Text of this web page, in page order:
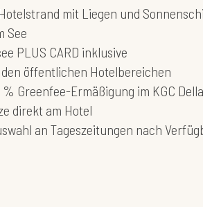
mit Liegen und
See
PLUS CARD inklusive
den öffentlichen Hotelbereichen
% Greenfee-Ermäßigung im KGC
direkt am Hotel
an Tageszeitungen nach